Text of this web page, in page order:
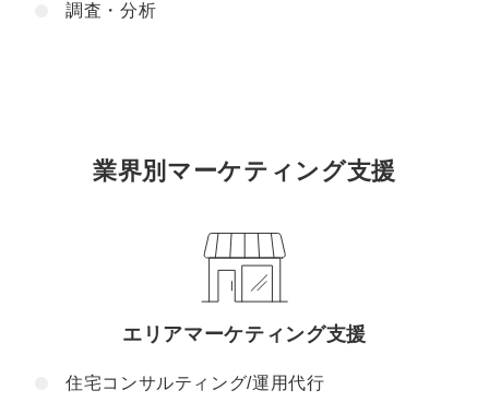
調査・分析
業界別マーケティング支援
エリアマーケティング支援
住宅コンサルティング/運用代行